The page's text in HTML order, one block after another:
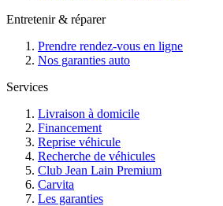
Entretenir & réparer
Prendre rendez-vous en ligne
Nos garanties auto
Services
Livraison à domicile
Financement
Reprise véhicule
Recherche de véhicules
Club Jean Lain Premium
Carvita
Les garanties